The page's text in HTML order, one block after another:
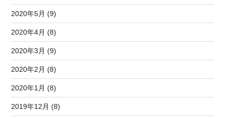
2020年5月 (9)
2020年4月 (8)
2020年3月 (9)
2020年2月 (8)
2020年1月 (8)
2019年12月 (8)